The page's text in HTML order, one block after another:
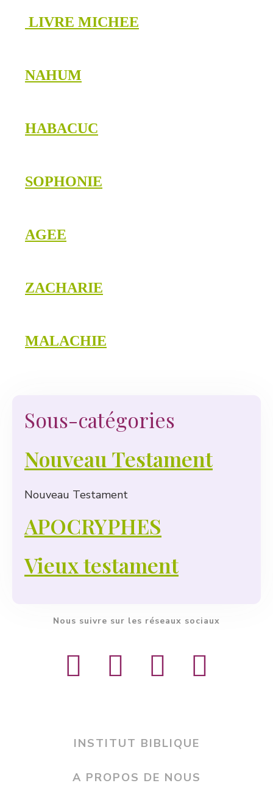
LIVRE MICHEE
NAHUM
HABACUC
SOPHONIE
AGEE
ZACHARIE
MALACHIE
Sous-catégories
Nouveau Testament
Nouveau Testament
APOCRYPHES
Vieux testament
Nous suivre sur les réseaux sociaux
INSTITUT BIBLIQUE
A PROPOS DE NOUS